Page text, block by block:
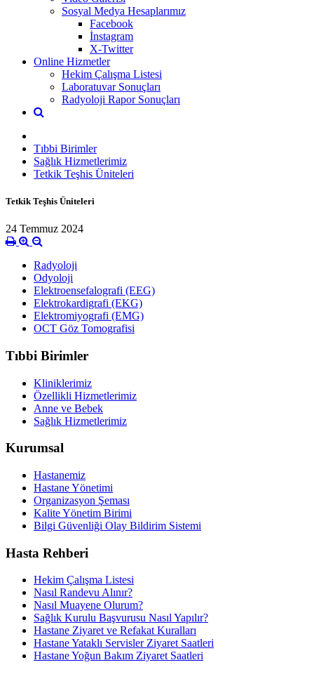
Sosyal Medya Hesaplarımız
Facebook
İnstagram
X-Twitter
Online Hizmetler
Hekim Çalışma Listesi
Laboratuvar Sonuçları
Radyoloji Rapor Sonuçları
Tıbbi Birimler
Sağlık Hizmetlerimiz
Tetkik Teşhis Üniteleri
Tetkik Teşhis Üniteleri
24 Temmuz 2024
Radyoloji
Odyoloji
Elektroensefalografi (EEG)
Elektrokardigrafi (EKG)
Elektromiyografi (EMG)
OCT Göz Tomografisi
Tıbbi Birimler
Kliniklerimiz
Özellikli Hizmetlerimiz
Anne ve Bebek
Sağlık Hizmetlerimiz
Kurumsal
Hastanemiz
Hastane Yönetimi
Organizasyon Şeması
Kalite Yönetim Birimi
Bilgi Güvenliği Olay Bildirim Sistemi
Hasta Rehberi
Hekim Çalışma Listesi
Nasıl Randevu Alınır?
Nasıl Muayene Olurum?
Sağlık Kurulu Başvurusu Nasıl Yapılır?
Hastane Ziyaret ve Refakat Kuralları
Hastane Yataklı Servisler Ziyaret Saatleri
Hastane Yoğun Bakım Ziyaret Saatleri